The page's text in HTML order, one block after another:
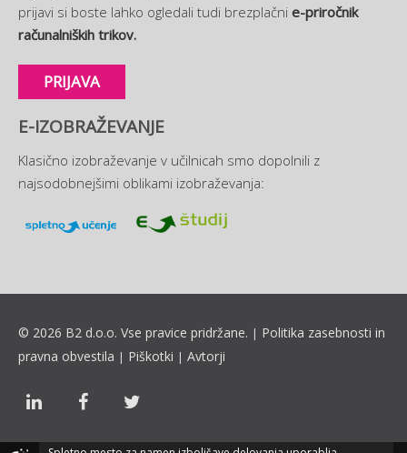
prijavi si boste lahko ogledali tudi brezplačni e-priročnik
računalniških trikov.
PRIJAVA
E-IZOBRAŽEVANJE
Klasično izobraževanje v učilnicah smo dopolnili z
najsodobnejšimi oblikami izobraževanja:
© 2026 B2 d.o.o. Vse pravice pridržane. | Politika zasebnosti in
pravna obvestila | Piškotki | Avtorji